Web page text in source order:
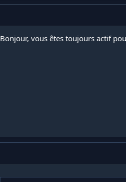
Bonjour, vous êtes toujours actif